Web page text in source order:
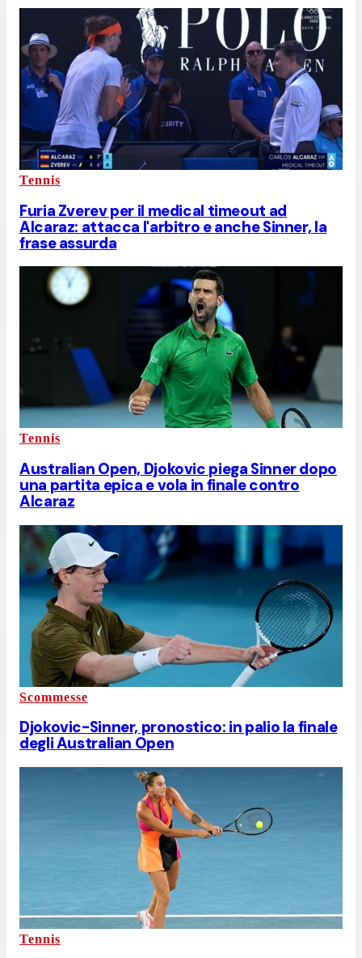
Tennis
Furia Zverev per il medical timeout ad
Alcaraz: attacca l'arbitro e anche Sinner, la
frase assurda
Tennis
Australian Open, Djokovic piega Sinner dopo
una partita epica e vola in finale contro
Alcaraz
Scommesse
Djokovic-Sinner, pronostico: in palio la finale
degli Australian Open
Tennis